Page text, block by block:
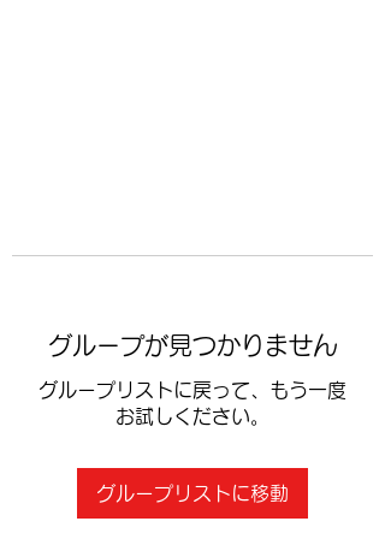
グループが見つかりません
グループリストに戻って、もう一度
お試しください。
グループリストに移動